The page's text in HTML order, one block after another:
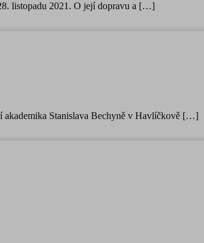
listopadu 2021. O její dopravu a […]
akademika Stanislava Bechyně v Havlíčkově […]